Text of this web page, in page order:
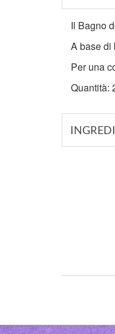
Il Bagno
A base di
Per una
Quantità: